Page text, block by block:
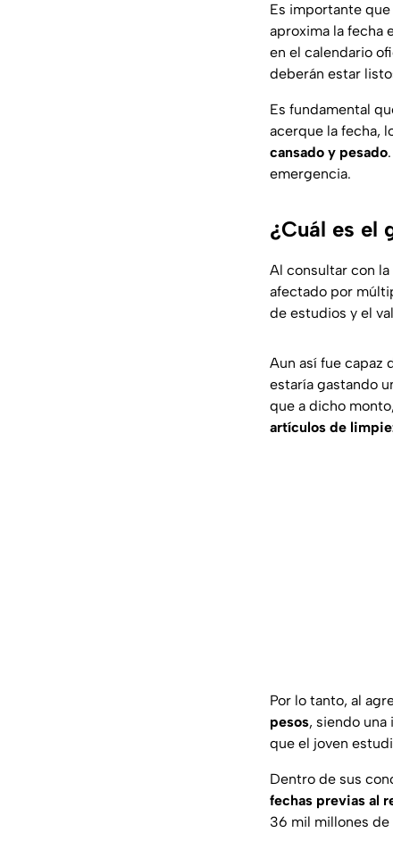
Es importante
aproxima la fecha
en el calendario
deberán estar
Es fundamental
acerque la fecha,
cansado y pesado
emergencia.
¿Cuál es el
Al consultar con la
afectado por
de estudios y el
Aun así fue capaz
estaría gastando
que a dicho
artículos de
Por lo tanto, al
pesos, siendo
que el joven
Dentro de sus
fechas previas al
36 mil millones de